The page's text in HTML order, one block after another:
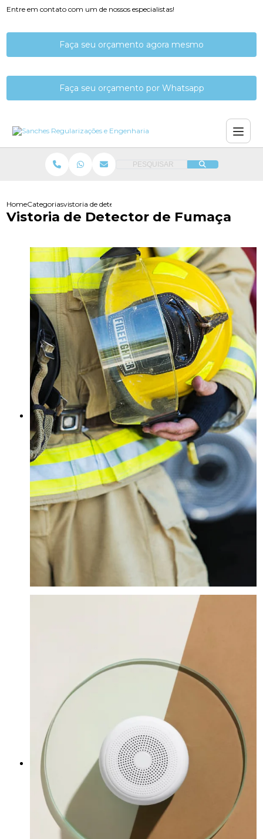
Entre em contato com um de nossos especialistas!
Faça seu orçamento agora mesmo
Faça seu orçamento por Whatsapp
PESQUISAR
HomeCategoriasvistoria de detector de fumaca
Vistoria de Detector de Fumaça